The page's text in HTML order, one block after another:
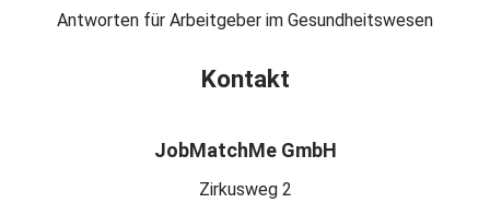
Antworten für Arbeitgeber im Gesundheitswesen
Kontakt
JobMatchMe GmbH
Zirkusweg 2